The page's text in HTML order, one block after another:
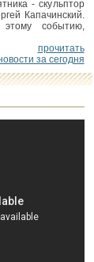
- скульптор
Капачинский.
событию,
прочитать
за сегодня